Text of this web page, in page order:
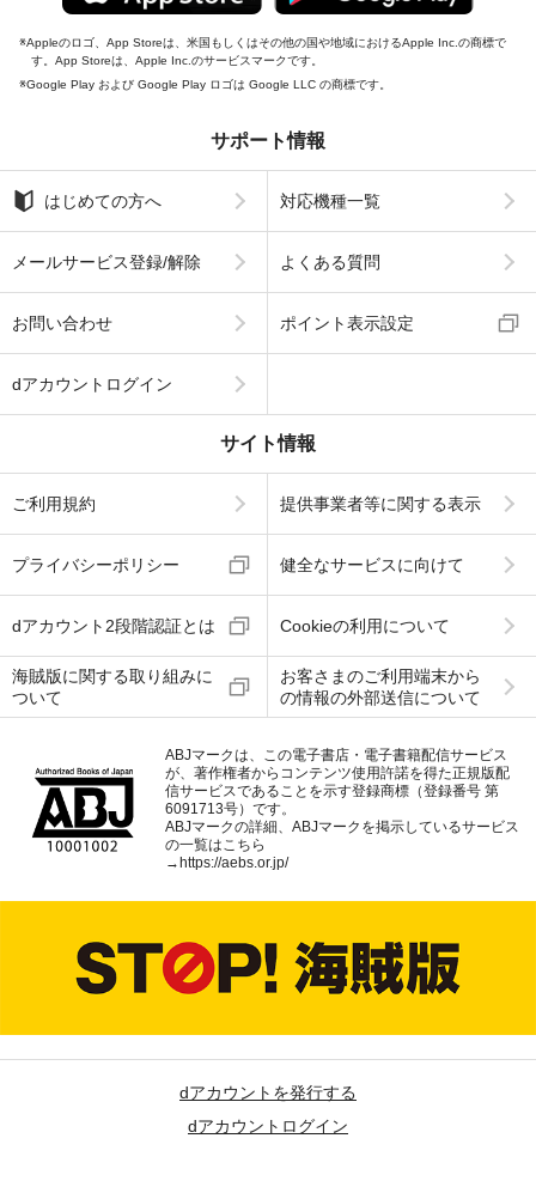
Appleのロゴ、App Storeは、米国もしくはその他の国や地域におけるApple Inc.の商標で
す。App Storeは、Apple Inc.のサービスマークです。
Google Play および Google Play ロゴは Google LLC の商標です。
サポート情報
はじめての方へ 対応機種一覧
メールサービス登録/解除 よくある質問
お問い合わせ ポイント表示設定
dアカウントログイン
サイト情報
ご利用規約 提供事業者等に関する表示
プライバシーポリシー 健全なサービスに向けて
dアカウント2段階認証とは Cookieの利用について
海賊版に関する取り組みに
ついて
お客さまのご利用端末から
の情報の外部送信について
ABJマークは、この電子書店・電子書籍配信サービス
が、著作権者からコンテンツ使用許諾を得た正規版配
信サービスであることを示す登録商標（登録番号 第
6091713号）です。
ABJマークの詳細、ABJマークを掲示しているサービス
の一覧はこちら
→ https://aebs.or.jp/
dアカウントを発行する
dアカウントログイン